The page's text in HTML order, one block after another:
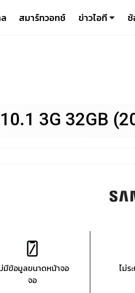
สมาร์ทวอทช์ ข่าวไอที
3G 32GB
มีข้อมูลขนาดหน้าจอ
จอ
ไม่ร